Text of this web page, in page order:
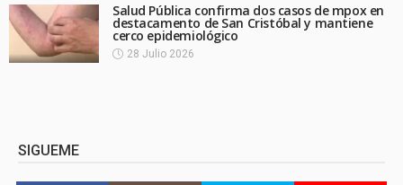
Salud Pública confirma dos casos de mpox en
destacamento de San Cristóbal y mantiene
cerco epidemiológico
28 Julio 2026
SIGUEME